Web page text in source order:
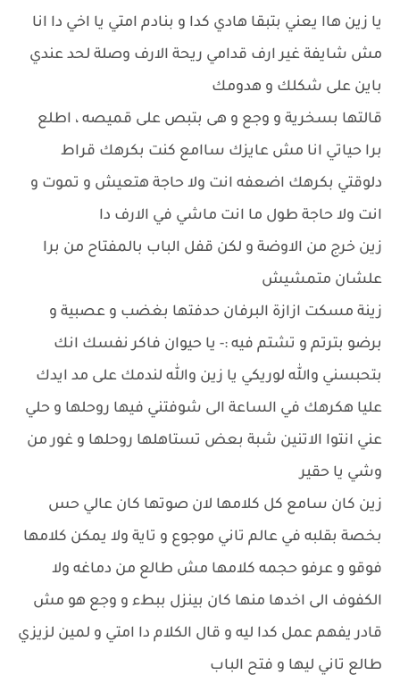
يا زين هاا يعني بتبقا هادي كدا و بنادم امتي يا اخي دا انا
مش شايفة غير ارف قدامي ريحة الارف وصلة لحد عندي
باين على شكلك و هدومك
قالتها بسخرية و وجع و هى بتبص على قميصه ، اطلع
برا حياتي انا مش عايزك ساامع كنت بكرهك قراط
دلوقتي بكرهك اضعفه انت ولا حاجة هتعيش و تموت و
انت ولا حاجة طول ما انت ماشي في الارف دا
زين خرج من الاوضة و لكن قفل الباب بالمفتاح من برا
علشان متمشيش
زينة مسكت ازازة البرفان حدفتها بغضب و عصبية و
برضو بترتم و تشتم فيه :- يا حيوان فاكر نفسك انك
بتحبسني والله لوريكي يا زين والله لندمك على مد ايدك
عليا هكرهك في الساعة الى شوفتني فيها روحلها و حلي
عني انتوا الاتنين شبة بعض تستاهلها روحلها و غور من
وشي يا حقير
زين كان سامع كل كلامها لان صوتها كان عالي حس
بخصة بقلبه في عالم تاني موجوع و تاية ولا يمكن كلامها
فوقو و عرفو حجمه كلامها مش طالع من دماغه ولا
الكفوف الى اخدها منها كان بينزل ببطء و وجع هو مش
قادر يفهم عمل كدا ليه و قال الكلام دا امتي و لمين لزيزي
طالع تاني ليها و فتح الباب